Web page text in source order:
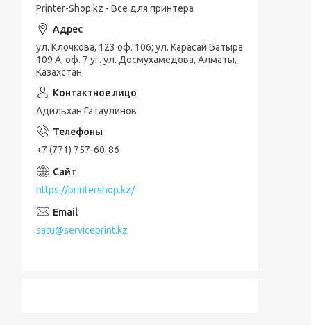
Printer-Shop.kz - Все для принтера
ул. Клочкова, 123 оф. 106; ул. Карасай Батыра
109 А, оф. 7 уг. ул. Досмухамедова, Алматы,
Казахстан
Адильхан Гатаулинов
+7 (771) 757-60-86
https://printershop.kz/
satu@serviceprint.kz